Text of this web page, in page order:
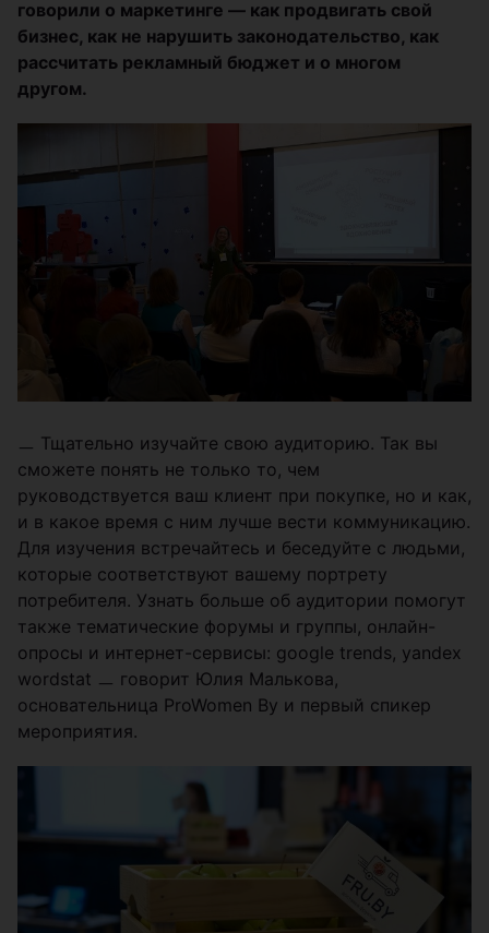
говорили о маркетинге ― как продвигать свой
бизнес, как не нарушить законодательство, как
рассчитать рекламный бюджет и о многом
другом.
ㅡ Тщательно изучайте свою аудиторию. Так вы
сможете понять не только то, чем
руководствуется ваш клиент при покупке, но и как,
и в какое время с ним лучше вести коммуникацию.
Для изучения встречайтесь и беседуйте с людьми,
которые соответствуют вашему портрету
потребителя. Узнать больше об аудитории помогут
также тематические форумы и группы, онлайн-
опросы и интернет-сервисы: google trends, yandex
wordstat ㅡ говорит Юлия Малькова,
основательница ProWomen By и первый спикер
мероприятия.